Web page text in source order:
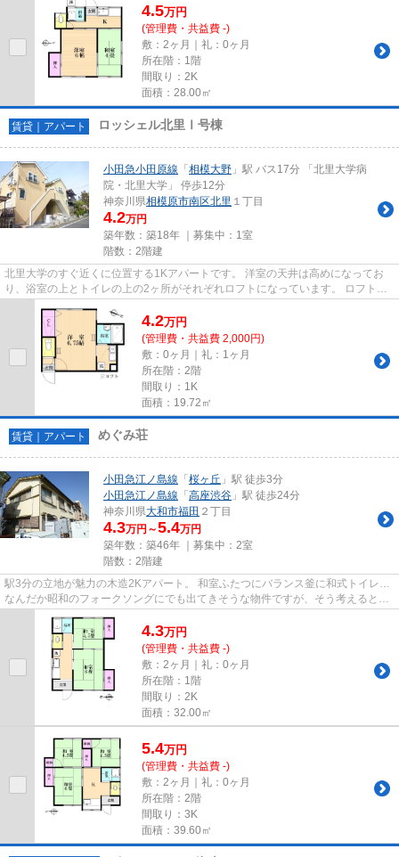
4.5万円
(管理費・共益費 -)
敷：2ヶ月｜礼：0ヶ月
所在階：1階
間取り：2K
面積：28.00㎡
賃貸｜アパート ロッシェル北里Ⅰ号棟
小田急小田原線 「 相模大野 」駅 バス17分 「北里大学病
院・北里大学」 停歩12分
神奈川県相模原市南区北里 １丁目
4.2万円
築年数：築18年 ｜募集中： 1室
階数：2階建
北里大学のすぐ近くに位置する1Kアパートです。 洋室の天井は高めになってお
り、浴室の上とトイレの上の2ヶ所がそれぞれロフトになっています。 ロフトの
4.2万円
(管理費・共益費 2,000円)
敷：0ヶ月｜礼：1ヶ月
所在階：2階
間取り：1K
面積：19.72㎡
賃貸｜アパート めぐみ荘
小田急江ノ島線 「 桜ヶ丘 」駅 徒歩3分
小田急江ノ島線 「 高座渋谷 」駅 徒歩24分
神奈川県大和市福田 ２丁目
4.3万円～5.4万円
築年数：築46年 ｜募集中： 2室
階数：2階建
駅3分の立地が魅力の木造2Kアパート。 和室ふたつにバランス釜に和式トイレ…
なんだか昭和のフォークソングにでも出てきそうな物件ですが、そう考えると味
があるようにも感じますね。 ...
4.3万円
(管理費・共益費 -)
敷：2ヶ月｜礼：0ヶ月
所在階：1階
間取り：2K
面積：32.00㎡
5.4万円
(管理費・共益費 -)
敷：2ヶ月｜礼：0ヶ月
所在階：2階
間取り：3K
面積：39.60㎡